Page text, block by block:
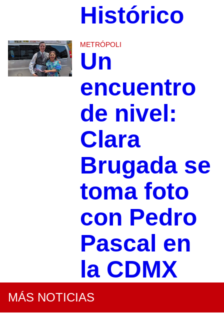
Histórico
METRÓPOLI
Un
encuentro
de nivel:
Clara
Brugada se
toma foto
con Pedro
Pascal en
la CDMX
MÁS NOTICIAS